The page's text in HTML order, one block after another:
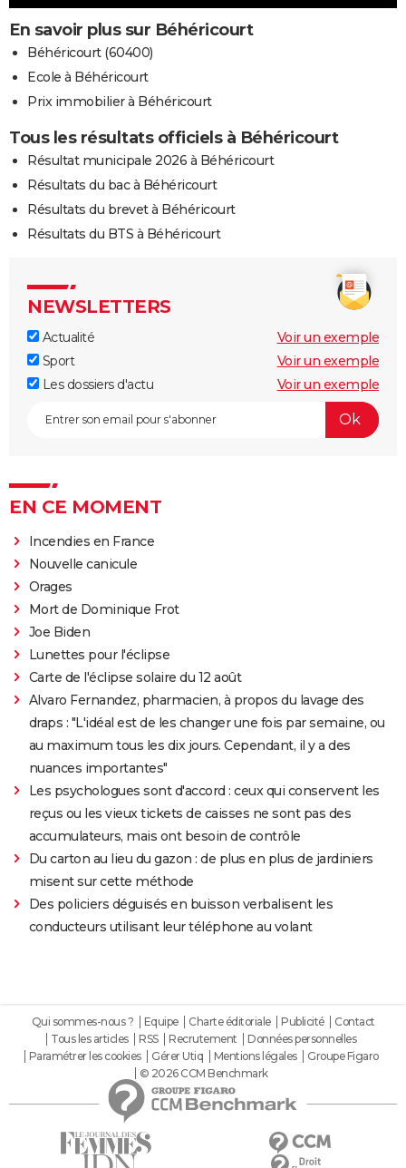
En savoir plus sur Béhéricourt
Béhéricourt (60400)
Ecole à Béhéricourt
Prix immobilier à Béhéricourt
Tous les résultats officiels à Béhéricourt
Résultat municipale 2026 à Béhéricourt
Résultats du bac à Béhéricourt
Résultats du brevet à Béhéricourt
Résultats du BTS à Béhéricourt
NEWSLETTERS
Actualité
Voir un exemple
Sport
Voir un exemple
Les dossiers d'actu
Voir un exemple
EN CE MOMENT
Incendies en France
Nouvelle canicule
Orages
Mort de Dominique Frot
Joe Biden
Lunettes pour l'éclipse
Carte de l'éclipse solaire du 12 août
Alvaro Fernandez, pharmacien, à propos du lavage des
draps : "L'idéal est de les changer une fois par semaine, ou
au maximum tous les dix jours. Cependant, il y a des
nuances importantes"
Les psychologues sont d'accord : ceux qui conservent les
reçus ou les vieux tickets de caisses ne sont pas des
accumulateurs, mais ont besoin de contrôle
Du carton au lieu du gazon : de plus en plus de jardiniers
misent sur cette méthode
Des policiers déguisés en buisson verbalisent les
conducteurs utilisant leur téléphone au volant
Qui sommes-nous ? Equipe Charte éditoriale Publicité
Contact
Tous les articles
RSS Recrutement
Données personnelles
Paramétrer les cookies
Gérer Utiq Mentions légales
Groupe Figaro
© 2026 CCM Benchmark